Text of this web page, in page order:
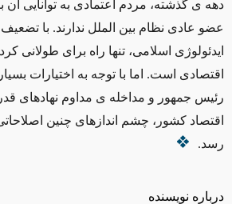
درباره نویسنده
دهه ی گذشته، مردم اعتمادی به توانایی آن
عضو عادی نظام بین الملل ندارند. با
ایدئولوژی اسلامی، تنها راه برای طولانی
اقتصادی است. اما با توجه به اختیارات
رئیس جمهور و مداخله ی مداوم نهادهای
اقتصاد کشور، چشم اندازهای چنین
رسد.